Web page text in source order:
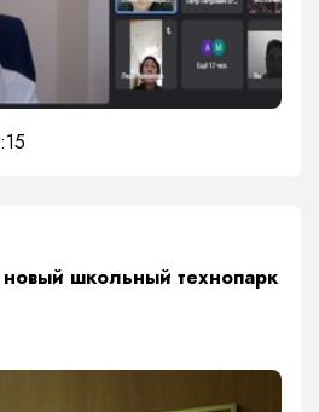
школьный технопарк